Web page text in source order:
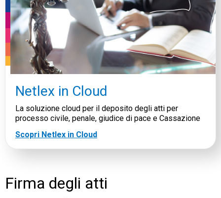
Netlex in Cloud
La soluzione cloud per il deposito degli atti per
processo civile, penale, giudice di pace e Cassazione
Scopri Netlex in Cloud
Firma degli atti